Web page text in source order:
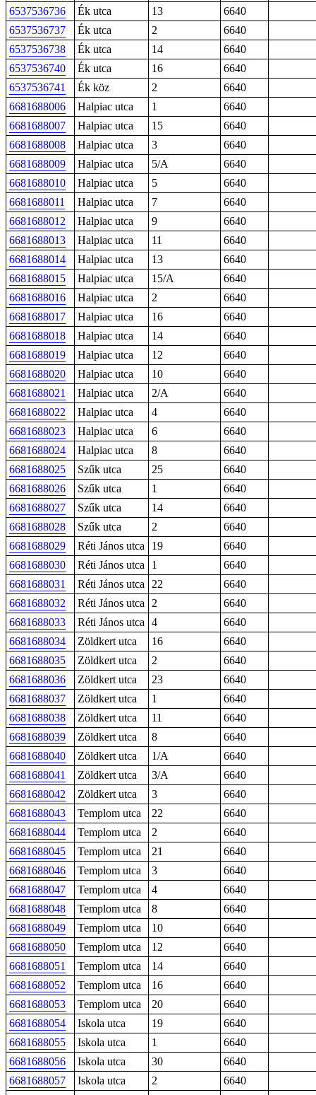
6537536736
Ék utca 13
6640
6537536737
Ék utca 2
6640
6537536738
Ék utca 14
6640
6537536740
Ék utca 16
6640
6537536741
Ék köz 2
6640
6681688006
Halpiac utca 1
6640
6681688007
Halpiac utca 15
6640
6681688008
Halpiac utca 3
6640
6681688009
Halpiac utca 5/A
6640
6681688010
Halpiac utca 5
6640
6681688011
Halpiac utca 7
6640
6681688012
Halpiac utca 9
6640
6681688013
Halpiac utca 11
6640
6681688014
Halpiac utca 13
6640
6681688015
Halpiac utca 15/A
6640
6681688016
Halpiac utca 2
6640
6681688017
Halpiac utca 16
6640
6681688018
Halpiac utca 14
6640
6681688019
Halpiac utca 12
6640
6681688020
Halpiac utca 10
6640
6681688021
Halpiac utca 2/A
6640
6681688022
Halpiac utca 4
6640
6681688023
Halpiac utca 6
6640
6681688024
Halpiac utca 8
6640
6681688025
Szűk utca 25
6640
6681688026
Szűk utca 1
6640
6681688027
Szűk utca 14
6640
6681688028
Szűk utca 2
6640
6681688029
Réti János utca 19
6640
6681688030
Réti János utca 1
6640
6681688031
Réti János utca 22
6640
6681688032
Réti János utca 2
6640
6681688033
Réti János utca 4
6640
6681688034
Zöldkert utca 16
6640
6681688035
Zöldkert utca 2
6640
6681688036
Zöldkert utca 23
6640
6681688037
Zöldkert utca 1
6640
6681688038
Zöldkert utca 11
6640
6681688039
Zöldkert utca 8
6640
6681688040
Zöldkert utca 1/A
6640
6681688041
Zöldkert utca 3/A
6640
6681688042
Zöldkert utca 3
6640
6681688043
Templom utca 22
6640
6681688044
Templom utca 2
6640
6681688045
Templom utca 21
6640
6681688046
Templom utca 3
6640
6681688047
Templom utca 4
6640
6681688048
Templom utca 8
6640
6681688049
Templom utca 10
6640
6681688050
Templom utca 12
6640
6681688051
Templom utca 14
6640
6681688052
Templom utca 16
6640
6681688053
Templom utca 20
6640
6681688054
Iskola utca 19
6640
6681688055
Iskola utca 1
6640
6681688056
Iskola utca 30
6640
6681688057
Iskola utca 2
6640